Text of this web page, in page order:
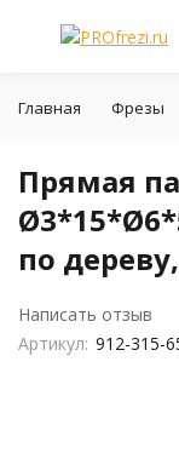
Главная Фрезы
Прямая
по
Написать отзыв
Артикул: 912-315-